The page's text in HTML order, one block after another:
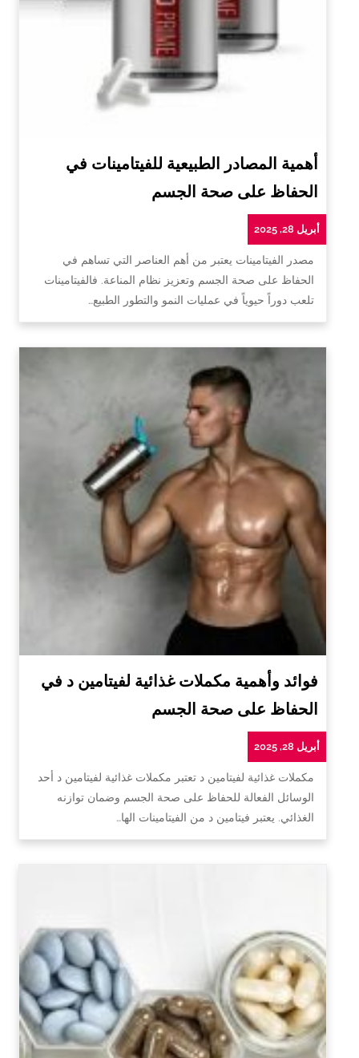
أهمية المصادر الطبيعية للفيتامينات في
الحفاظ على صحة الجسم
أبريل 28, 2025
مصدر الفيتامينات يعتبر من أهم العناصر التي تساهم في
الحفاظ على صحة الجسم وتعزيز نظام المناعة. فالفيتامينات
تلعب دوراً حيوياً في عمليات النمو والتطور الطبيع…
فوائد وأهمية مكملات غذائية لفيتامين د في
الحفاظ على صحة الجسم
أبريل 28, 2025
مكملات غذائية لفيتامين د تعتبر مكملات غذائية لفيتامين د أحد
الوسائل الفعالة للحفاظ على صحة الجسم وضمان توازنه
الغذائي. يعتبر فيتامين د من الفيتامينات الها…